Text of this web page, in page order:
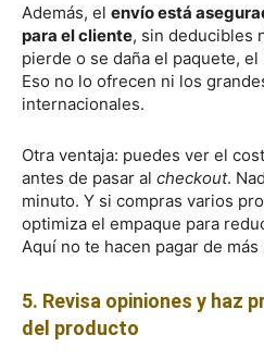
Además, el envío está
para el cliente, sin deducibles
pierde o se daña el paquete,
Eso no lo ofrecen ni los
internacionales.
Otra ventaja: puedes ver el
antes de pasar al checkout.
minuto. Y si compras varios
optimiza el empaque para
Aquí no te hacen pagar de
5. Revisa opiniones y haz
del producto